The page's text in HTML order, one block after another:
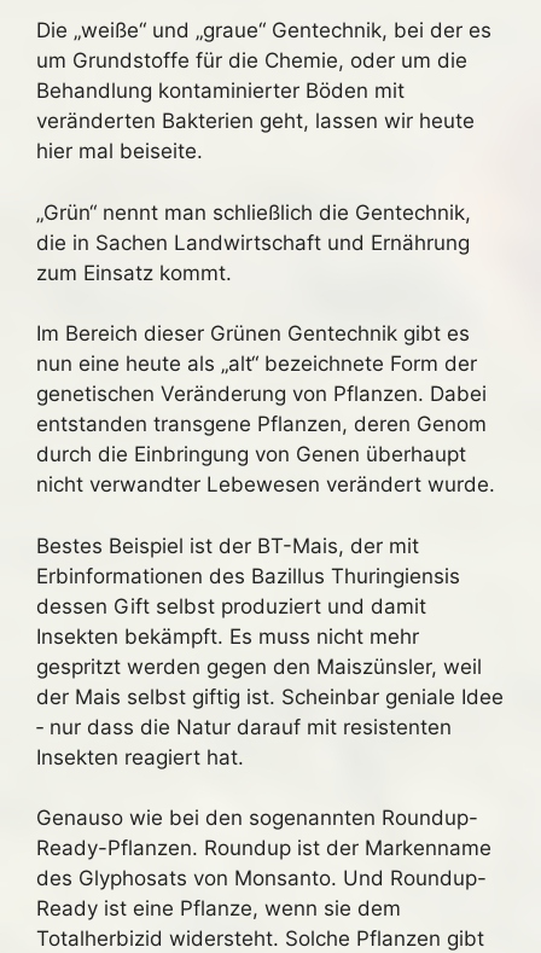
Die „weiße“ und „graue“ Gentechnik, bei der es
um Grundstoffe für die Chemie, oder um die
Behandlung kontaminierter Böden mit
veränderten Bakterien geht, lassen wir heute
hier mal beiseite.
„Grün“ nennt man schließlich die Gentechnik,
die in Sachen Landwirtschaft und Ernährung
zum Einsatz kommt.
Im Bereich dieser Grünen Gentechnik gibt es
nun eine heute als „alt“ bezeichnete Form der
genetischen Veränderung von Pflanzen. Dabei
entstanden transgene Pflanzen, deren Genom
durch die Einbringung von Genen überhaupt
nicht verwandter Lebewesen verändert wurde.
Bestes Beispiel ist der BT-Mais, der mit
Erbinformationen des Bazillus Thuringiensis
dessen Gift selbst produziert und damit
Insekten bekämpft. Es muss nicht mehr
gespritzt werden gegen den Maiszünsler, weil
der Mais selbst giftig ist. Scheinbar geniale Idee
‑ nur dass die Natur darauf mit resistenten
Insekten reagiert hat.
Genauso wie bei den sogenannten Roundup-
Ready-Pflanzen. Roundup ist der Markenname
des Glyphosats von Monsanto. Und Roundup-
Ready ist eine Pflanze, wenn sie dem
Totalherbizid widersteht. Solche Pflanzen gibt